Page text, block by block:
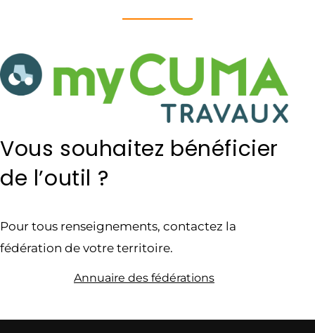
Vous souhaitez bénéficier
de l’outil ?
Pour tous renseignements, contactez la
fédération de votre territoire.
Annuaire des fédérations